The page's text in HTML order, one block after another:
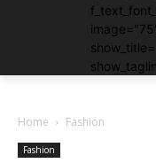
image="75"
Home Fashion
Fashion